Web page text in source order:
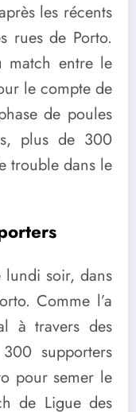
les récents
rues de Porto.
entre le
le compte de
de poules
plus de 300
trouble dans le
lundi soir, dans
Comme l’a
à travers des
supporters
pour semer le
de Ligue des